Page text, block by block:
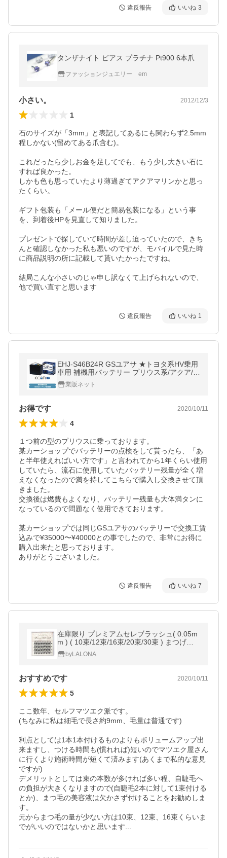
違反報告 いいね 3
タンザナイト ピアス プラチナ Pt900 6本爪
ファッションジュエリー em
小さい。 2012/12/3
1
石のサイズが「3mm」と表記してあるにも関わらず2.5mm
程しかない(留めてある爪含む)。
これだったら少しお金を足してでも、もう少し大きい石に
すれば良かった。
しかも色も思っていたより薄過ぎてアクアマリンかと思っ
たくらい。
ギフト包装も「メール便だと簡易包装になる」という事
を、到着後HPを見直して知りました。
プレゼントで探していて時間が差し迫っていたので、きち
んと確認しなかった私も悪いのですが、モバイルで見た時
に商品説明の所に記載して貰いたかったですね。
結局こんな小さいのじゃ申し訳なくて上げられないので、
他で買い直すと思います
違反報告 いいね 1
EHJ-S46B24R GSユアサ ★トヨタ系HV乗用
車用 補機用バッテリー プリウス系/アクア/レ
クサスCT EHJS46B24R★
業販ネット
お得です 2020/10/11
4
１つ前の型のプリウスに乗っております。
某カーショップでバッテリーの点検をして貰ったら、「あ
と半年使えればいい方です」と言われてから1年くらい使用
していたら、流石に使用していたバッテリー残量が全く増
えなくなったので満を持してこちらで購入し交換させて頂
きました。
交換後は燃費もよくなり、バッテリー残量も大体満タンに
なっているので問題なく使用できております。
某カーショップでは同じGSユアサのバッテリーで交換工賃
込みで¥35000〜¥40000との事でしたので、非常にお得に
購入出来たと思っております。
ありがとうございました。
違反報告 いいね 7
在庫限り プレミアムセレブラッシュ( 0.05m
m ) ( 10束/12束/16束/20束/30束 ) まつげエ
クステ
byLALONA
おすすめです 2020/10/11
5
ここ数年、セルフマツエク派です。
(ちなみに私は細毛で長さ約9mm、毛量は普通です)
利点としては1本1本付けるものよりもボリュームアップ出
来ますし、つける時間も(慣れれば)短いのでマツエク屋さん
に行くより施術時間が短くて済みます(あくまで私的な意見
ですが)
デメリットとしては束の本数が多ければ多い程、自睫毛へ
の負担が大きくなりますので(自睫毛2本に対して1束付ける
とか)、まつ毛の美容液は欠かさず付けることをお勧めしま
す。
元からまつ毛の量が少ない方は10束、12束、16束くらいま
でがいいのではないかと思います...